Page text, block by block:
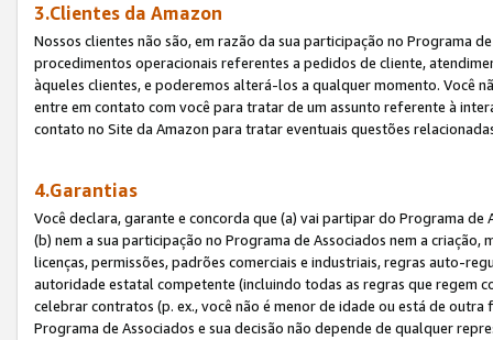
3.Clientes da Amazon
Nossos clientes não são, em razão da sua participação no Programa
procedimentos operacionais referentes a pedidos de cliente,
àqueles clientes, e poderemos alterá-los a qualquer momento. Você
entre em contato com você para tratar de um assunto referente à
contato no Site da Amazon para tratar eventuais questões
4.Garantias
Você declara, garante e concorda que (a) vai partipar do Programa
(b) nem a sua participação no Programa de Associados nem a
licenças, permissões, padrões comerciais e industriais, regras auto-
autoridade estatal competente (incluindo todas as regras que regem
celebrar contratos (p. ex., você não é menor de idade ou está de
Programa de Associados e sua decisão não depende de qualquer